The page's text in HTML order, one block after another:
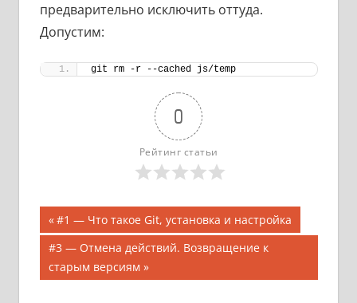
предварительно исключить оттуда.
Допустим:
git rm -r --cached js/temp
0
Рейтинг статьи
Навигация
по
записям
Предыдущая
запись;
#1 — Что такое Git, установка и настройка
Следующая
запись:
#3 — Отмена действий. Возвращение к
старым версиям